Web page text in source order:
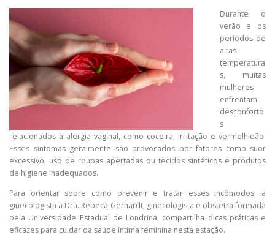
Durante o
verão e os
períodos de
altas
temperatura
s, muitas
mulheres
enfrentam
desconforto
s
relacionados à alergia vaginal, como coceira, irritação e vermelhidão.
Esses sintomas geralmente são provocados por fatores como suor
excessivo, uso de roupas apertadas ou tecidos sintéticos e produtos
de higiene inadequados.
Para orientar sobre como prevenir e tratar esses incômodos, a
ginecologista a Dra. Rebeca Gerhardt, ginecologista e obstetra formada
pela Universidade Estadual de Londrina, compartilha dicas práticas e
eficazes para cuidar da saúde íntima feminina nesta estação.